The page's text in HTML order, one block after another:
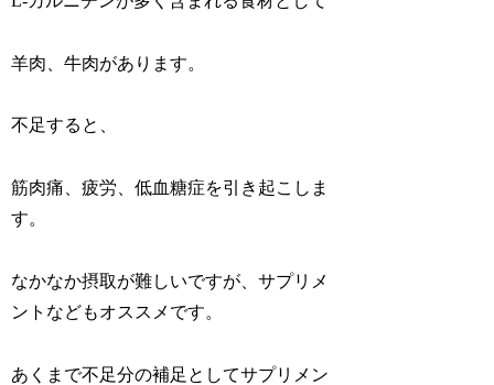
羊肉、牛肉があります。
不足すると、
筋肉痛、疲労、低血糖症を引き起こしま
す。
なかなか摂取が難しいですが、サプリメ
ントなどもオススメです。
あくまで不足分の補足としてサプリメン